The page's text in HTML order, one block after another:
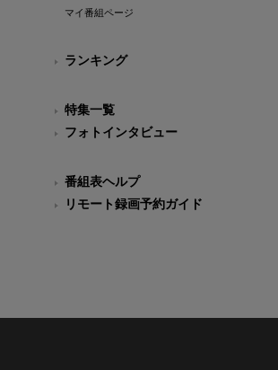
マイ番組ページ
ランキング
特集一覧
フォトインタビュー
番組表ヘルプ
リモート録画予約ガイド